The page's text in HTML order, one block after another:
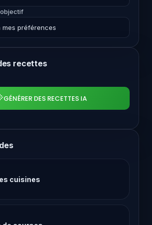
mes préférences
recettes
GÉNÉRER DES RECETTES IA
cuisines